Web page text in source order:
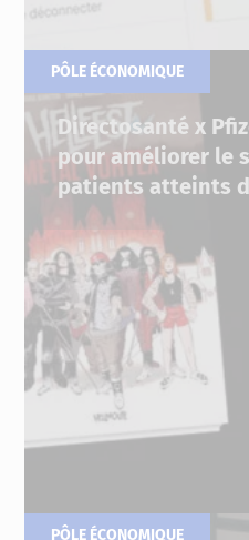
Directosanté x
pour améliorer le
patients atteints
PÔLE ÉCONOMIQUE
PÔLE ÉCONOMIQUE